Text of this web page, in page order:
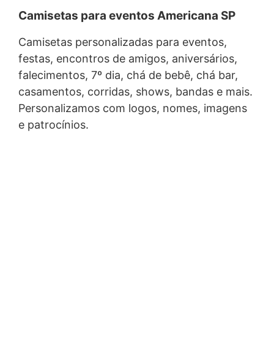
Camisetas para eventos Americana SP
Camisetas personalizadas para eventos,
festas, encontros de amigos, aniversários,
falecimentos, 7º dia, chá de bebê, chá bar,
casamentos, corridas, shows, bandas e mais.
Personalizamos com logos, nomes, imagens
e patrocínios.